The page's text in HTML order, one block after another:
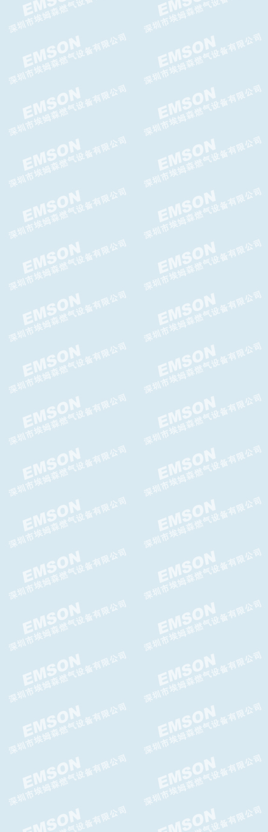
FRM减压阀-DUNGS中压减压
FRS调压器DUNGS调压阀
TA-935轴流阀TA-935减压阀
Tormene
TA-956MFO调压器 TA-
956MFO减压阀
TA-956DFO减压阀TA-956DFO
TA-956 减压阀 TA-956FC减压
阀
TA-992SH减压阀,TA-992SH高
压减压阀
GIPS-H切断阀,GIPS-FC切断
阀,GASCAT切断阀
Argos WA减压阀，Argos WA
轴流阀